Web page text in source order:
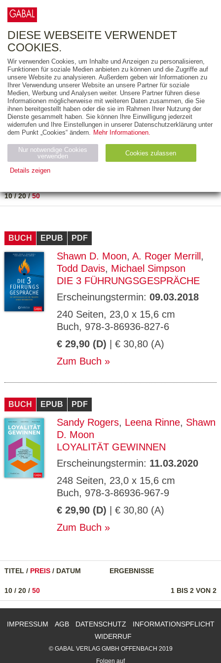
FREITEXT
AUSGABEART
AUS DER REIHE
ZUM THEMA
Neuerscheinung
Bestseller
PREIS
10/20/50
BUCH EPUB PDF
Shawn D. Moon, A. Roger Merrill ,
Todd Davis, Michael Simpson
DIE 3 FÜHRUNGSGESPRÄCHE
Erscheinungstermin: 09.03.2018
240 Seiten, 23,0 x 15,6 cm
Buch, 978-3-86936-827-6
€ 29,90 (D) | € 30,80 (A)
Zum Buch
BUCH EPUB PDF
Sandy Rogers, Leena Rinne, Shawn
D. Moon
LOYALITÄT GEWINNEN
Erscheinungstermin: 11.03.2020
248 Seiten, 23,0 x 15,6 cm
Buch, 978-3-86936-967-9
€ 29,90 (D) | € 30,80 (A)
Zum Buch
TITEL / PREIS / DATUM ERGEBNISSE
1 BIS 2 VON 2
10 / 20 / 50
IMPRESSUM AGB DATENSCHUTZ
INFORMATIONSPFLICHT
WIDERRUF
© GABAL VERLAG GMBH OFFENBACH 2019
Folgen auf
DIESE WEBSEITE VERWENDET
COOKIES.
Wir verwenden Cookies, um Inhalte und Anzeigen zu personalisieren,
Funktionen für soziale Medien anbieten zu können und die Zugriffe auf
unsere Website zu analysieren. Außerdem geben wir Informationen zu
Ihrer Verwendung unserer Website an unsere Partner für soziale
Medien, Werbung und Analysen weiter. Unsere Partner führen diese
Informationen möglicherweise mit weiteren Daten zusammen, die Sie
ihnen bereitgestellt haben oder die sie im Rahmen Ihrer Nutzung der
Dienste gesammelt haben. Sie können Ihre Einwilligung jederzeit
widerrufen und Ihre Einstellungen in unserer Datenschutzerklärung unter
dem Punkt „Cookies“ ändern. Mehr Informationen.
Nur notwendige Cookies
verwenden
Cookies zulassen
Details zeigen
Name Zweck
ESSION
_ID
verlag.
de
Session verwendet
GV_CO
OKIES
gabal-
Speichert den Zustimmungsstatus des
Benutzers für Cookies auf der aktuellen
Domäne.
90
T